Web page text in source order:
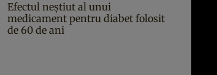
Efectul neștiut al unui
medicament pentru diabet folosit
de 60 de ani